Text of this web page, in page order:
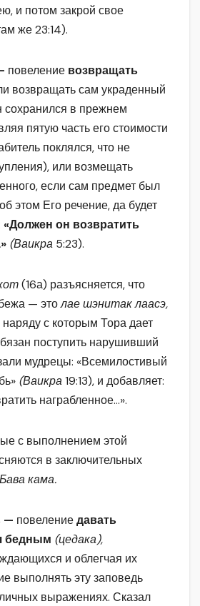
и потом закрой свое
же 23:14).
повеление возвращать
возвращать сам украденный
сохранился в прежнем
пятую часть его стоимости
поклялся, что не
или возмещать
если сам предмет был
этом Его речение, да будет
«Должен он возвратить
(Ваикра 5:23).
(16а) разъясняется, что
— этолае шэнитак лаасэ,
наряду с которым Тора дает
поступить нарушивший
мудрецы: «Всемилостивый
(Ваикра19:13), и добавляет:
награбленное…».
с выполнением этой
в заключительных
Бава кама.
— повелениедавать
бедным (цедака),
и облегчая их
выполнять эту заповедь
выражениях. Сказал